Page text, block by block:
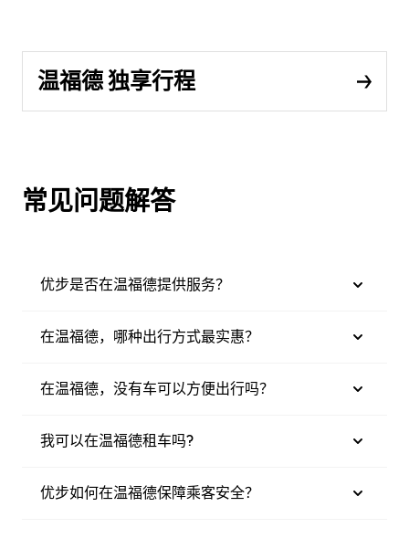
温福德 独享行程
常见问题解答
优步是否在温福德提供服务？
在温福德，哪种出行方式最实惠？
在温福德，没有车可以方便出行吗？
我可以在温福德租车吗?
优步如何在温福德保障乘客安全？